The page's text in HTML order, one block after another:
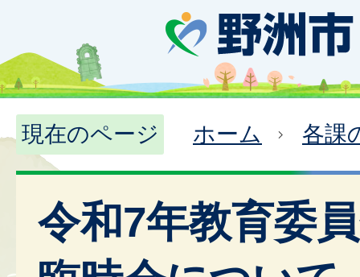
現在のページ ホーム 各課
令和7年教育委